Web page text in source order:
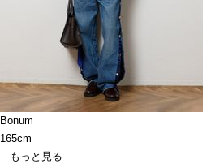
Bonum
165cm
もっと見る